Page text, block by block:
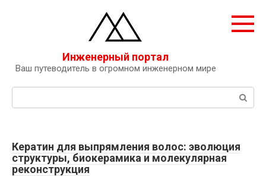
Инженерный портал
Ваш путеводитель в огромном инженерном мире
Поиск:
Кератин для выпрямления волос: эволюция
структуры, биокерамика и молекулярная
реконструкция